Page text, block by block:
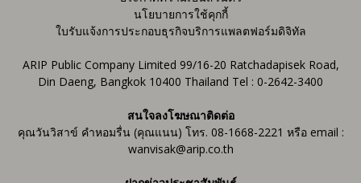
นโยบายการใช้คุกกี้
ใบรับแจ้งการประกอบธุรกิจบริการแพลตฟอร์มดิจิทัล
ARIP Public Company Limited 99/16-20 Ratchadapisek Road,
Din Daeng, Bangkok 10400 Thailand Tel : 0-2642-3400
สนใจลงโฆษณาติดต่อ
คุณวันวิสาข์ คำหอมรื่น (คุณแนน) โทร. 08-1668-2221 หรือ email :
wanvisak@arip.co.th